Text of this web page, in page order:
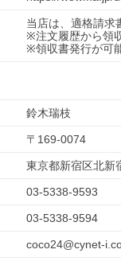
当店は、適格請求
※注文履歴から領
※領収書発行が可
鈴木瑞枝
〒 169-0074
東京都新宿区北新
03-5338-9593
03-5338-9594
coco24@cynet-